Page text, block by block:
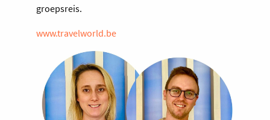
groepsreis.
www.travelworld.be